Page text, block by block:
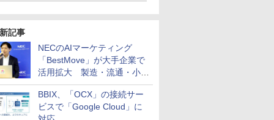
記事
NECのAIマーケティング
「BestMove」が大手企業で
活用拡大 製造・流通・小売
企業・広告代理店などが実装
フェーズへ
BBIX、「OCX」の接続サー
ビスで「Google Cloud」に